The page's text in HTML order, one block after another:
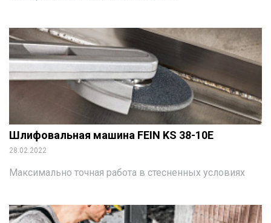
Шлифовальная машина FEIN KS 38-10E
28.02.2022
Максимально точная работа в стесненных условиях